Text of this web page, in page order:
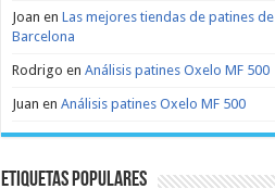
Joan en Las mejores tiendas de patines de
Barcelona
Rodrigo en Análisis patines Oxelo MF 500
Juan en Análisis patines Oxelo MF 500
Etiquetas populares